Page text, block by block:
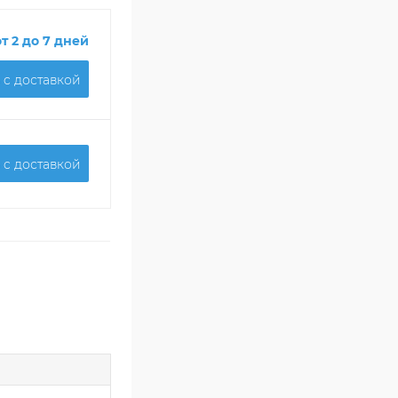
2 до 7 дней
доставкой
доставкой